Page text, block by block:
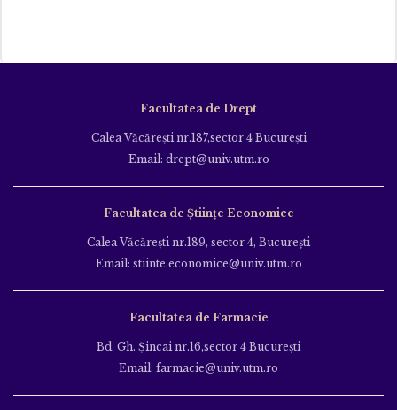
Facultatea de Drept
Calea Văcăreşti nr.187,sector 4 Bucureşti
Email: drept@univ.utm.ro
Facultatea de Științe Economice
Calea Văcăreşti nr.189, sector 4, Bucureşti
Email: stiinte.economice@univ.utm.ro
Facultatea de Farmacie
Bd. Gh. Şincai nr.16,sector 4 Bucureşti
Email: farmacie@univ.utm.ro